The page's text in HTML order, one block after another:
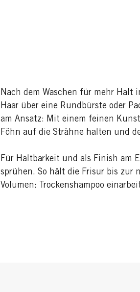
Nach dem Waschen für mehr Halt
Haar über eine Rundbürste oder
am Ansatz: Mit einem feinen
Föhn auf die Strähne halten und
Für Haltbarkeit und als Finish am
sprühen. So hält die Frisur bis zur
Volumen: Trockenshampoo